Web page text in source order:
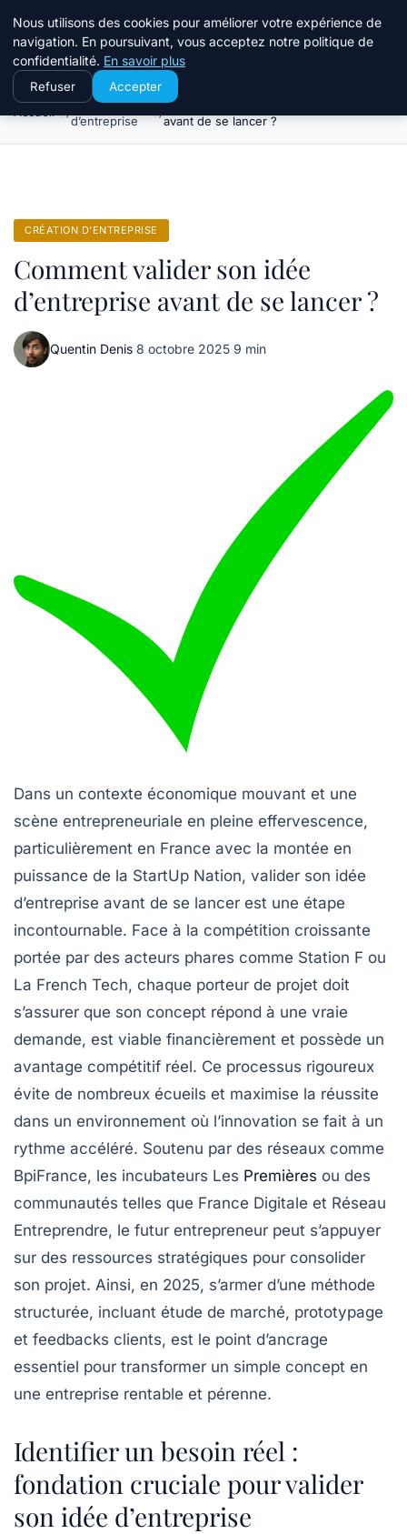
Travail Saisonnier
Création
d’entreprise
Comment valider son idée d’entreprise
avant de se lancer ?
CRÉATION D’ENTREPRISE
Comment valider son idée
d’entreprise avant de se lancer ?
Quentin Denis·8 octobre 2025·9 min
Dans un contexte économique mouvant et une
scène entrepreneuriale en pleine effervescence,
particulièrement en France avec la montée en
puissance de la StartUp Nation, valider son idée
d’entreprise avant de se lancer est une étape
incontournable. Face à la compétition croissante
portée par des acteurs phares comme Station F ou
La French Tech, chaque porteur de projet doit
s’assurer que son concept répond à une vraie
demande, est viable financièrement et possède un
avantage compétitif réel. Ce processus rigoureux
évite de nombreux écueils et maximise la réussite
dans un environnement où l’innovation se fait à un
rythme accéléré. Soutenu par des réseaux comme
BpiFrance, les incubateurs Les Premières ou des
communautés telles que France Digitale et Réseau
Entreprendre, le futur entrepreneur peut s’appuyer
sur des ressources stratégiques pour consolider
son projet. Ainsi, en 2025, s’armer d’une méthode
structurée, incluant étude de marché, prototypage
et feedbacks clients, est le point d’ancrage
essentiel pour transformer un simple concept en
une entreprise rentable et pérenne.
Identifier un besoin réel :
fondation cruciale pour valider
son idée d’entreprise
Nous utilisons des cookies pour améliorer votre expérience de
navigation. En poursuivant, vous acceptez notre politique de
confidentialité. En savoir plus
Refuser Accepter